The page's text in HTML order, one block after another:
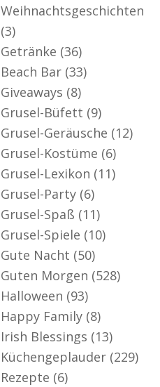
Weihnachtsgeschichten
(3)
Getränke (36)
Beach Bar (33)
Giveaways (8)
Grusel-Büfett (9)
Grusel-Geräusche (12)
Grusel-Kostüme (6)
Grusel-Lexikon (11)
Grusel-Party (6)
Grusel-Spaß (11)
Grusel-Spiele (10)
Gute Nacht (50)
Guten Morgen (528)
Halloween (93)
Happy Family (8)
Irish Blessings (13)
Küchengeplauder (229)
Rezepte (6)